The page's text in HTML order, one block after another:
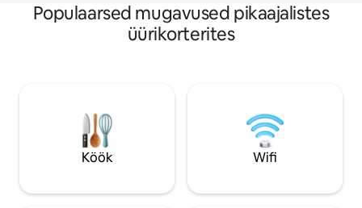
Populaarsed mugavused pikaajalistes
üürikorterites
Köök Wifi